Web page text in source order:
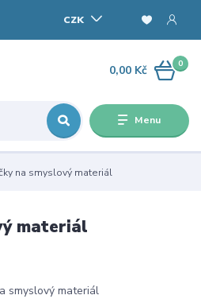
Menu
CZK
0
0,00 Kč
na smyslový materiál
materiál